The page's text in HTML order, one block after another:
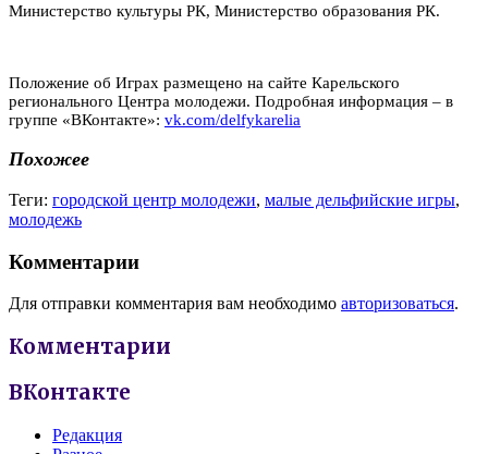
Министерство культуры РК, Министерство образования РК.
Положение об Играх размещено на сайте Карельского
регионального Центра молодежи. Подробная информация – в
группе «ВКонтакте»: vk.com/delfykarelia
Похожее
Теги: городской центр молодежи, малые дельфийские игры,
молодежь
Комментарии
Для отправки комментария вам необходимо авторизоваться.
Комментарии
ВКонтакте
Редакция